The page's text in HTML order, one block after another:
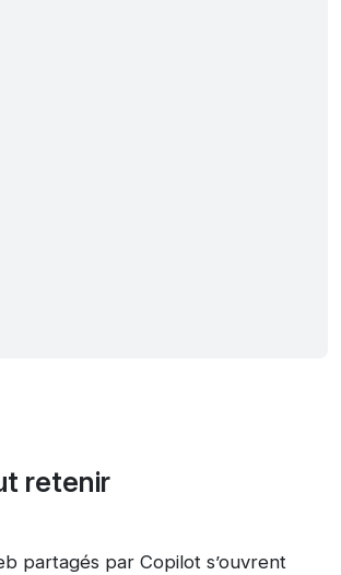
retenir
partagés par Copilot s’ouvrent